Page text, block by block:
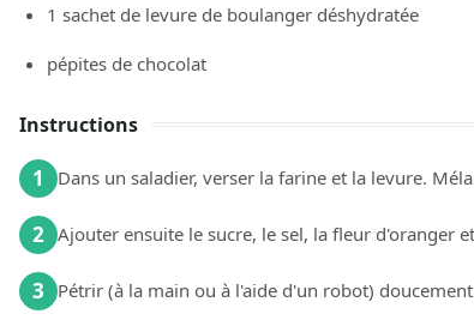
1 sachet de levure de boulanger déshydratée
pépites de chocolat
Instructions
1 Dans un saladier, verser la farine et la levure.
2 Ajouter ensuite le sucre, le sel, la fleur d'oranger
3 Pétrir (à la main ou à l'aide d'un robot)